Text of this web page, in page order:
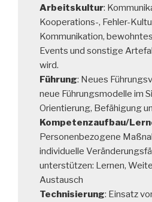
Arbeitskultur:
Kooperations-, Fehler-
Kommunikation,
Events und sonstige
wird.
Führung: Neues
neue Führungsmodelle im
Orientierung, Befähigung
Kompetenzaufbau/
Personenbezogene
individuelle
unterstützen: Lernen,
Austausch
Technisierung: Einsatz